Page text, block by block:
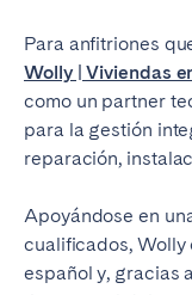
Para anfitriones
Wolly | Viviendas
como un partner
para la gestión
reparación,
Apoyándose en
cualificados,
español y, gracias